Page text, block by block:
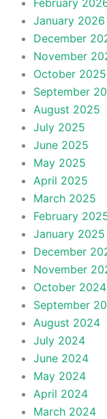
February
January 2026
December
November
October 2025
September
August 2025
July 2025
June 2025
May 2025
April 2025
March 2025
February
January 2025
December
November
October 2024
September
August 2024
July 2024
June 2024
May 2024
April 2024
March 2024